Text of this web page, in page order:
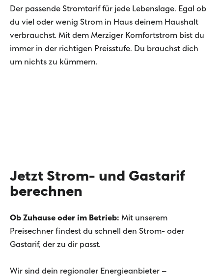
Der passende Stromtarif für jede Lebenslage. Egal ob
du viel oder wenig Strom in Haus deinem Haushalt
verbrauchst. Mit dem Merziger Komfortstrom bist du
immer in der richtigen Preisstufe. Du brauchst dich
um nichts zu kümmern.
Jetzt Strom- und Gastarif
berechnen
Ob Zuhause oder im Betrieb: Mit unserem
Preisechner findest du schnell den Strom- oder
Gastarif, der zu dir passt.
Wir sind dein regionaler Energieanbieter –